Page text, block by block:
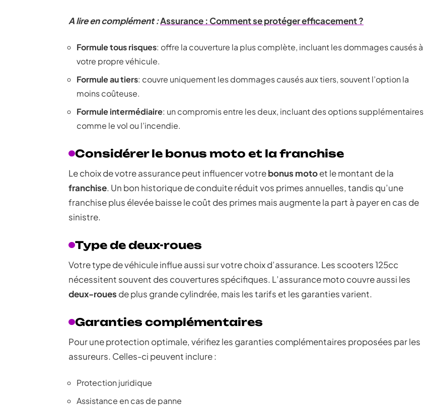
A lire en complément :Assurance : Comment se protéger efficacement ?
Formule tous risques: offre la couverture la plus complète, incluant les dommages causés à
votre propre véhicule.
Formule au tiers: couvre uniquement les dommages causés aux tiers, souvent l’option la
moins coûteuse.
Formule intermédiaire: un compromis entre les deux, incluant des options supplémentaires
comme le vol ou l’incendie.
Considérer le bonus moto et la franchise
Le choix de votre assurance peut influencer votrebonus motoet le montant de la
franchise. Un bon historique de conduite réduit vos primes annuelles, tandis qu’une
franchise plus élevée baisse le coût des primes mais augmente la part à payer en cas de
sinistre.
Type de deux-roues
Votre type de véhicule influe aussi sur votre choix d’assurance. Les scooters 125cc
nécessitent souvent des couvertures spécifiques. L’assurance moto couvre aussi les
deux-roues de plus grande cylindrée, mais les tarifs et les garanties varient.
Garanties complémentaires
Pour une protection optimale, vérifiez les garanties complémentaires proposées par les
assureurs. Celles-ci peuvent inclure :
Protection juridique
Assistance en cas de panne